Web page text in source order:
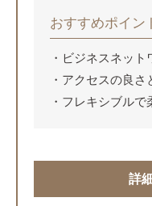
おすすめポイン
ビジネスネット
アクセスの良さ
フレキシブルで
詳